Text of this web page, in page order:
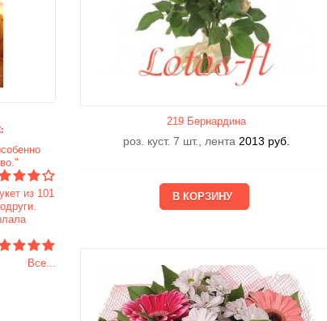
из 101
Все...
219 Бернардина
роз. куст. 7 шт., лента 2013 руб.